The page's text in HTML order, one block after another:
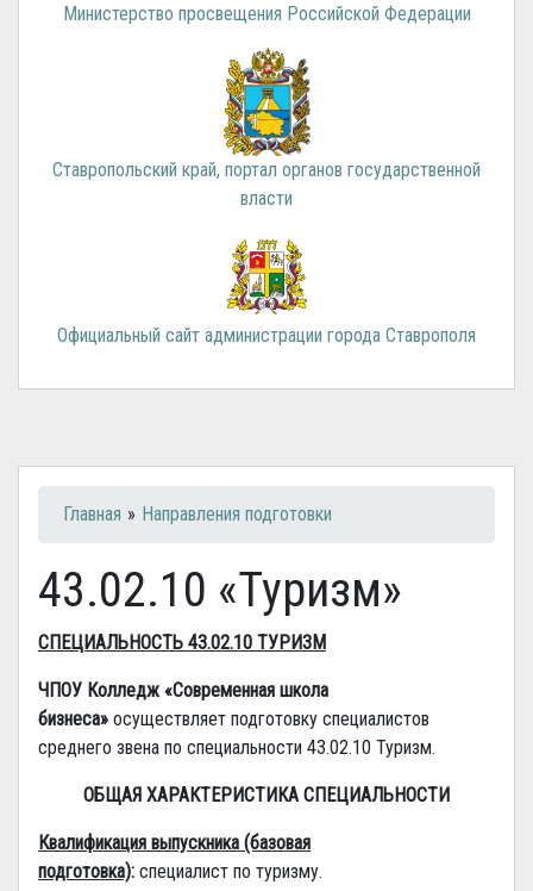
Министерство просвещения Российской Федерации
Ставропольский край, портал органов государственной
власти
Официальный сайт администрации города Ставрополя
Вы здесь
Главная » Направления подготовки
43.02.10 «Туризм»
СПЕЦИАЛЬНОСТЬ 43.02.10 ТУРИЗМ
ЧПОУ Колледж «Современная школа
бизнеса» осуществляет подготовку специалистов
среднего звена по специальности 43.02.10 Туризм.
ОБЩАЯ ХАРАКТЕРИСТИКА СПЕЦИАЛЬНОСТИ
Квалификация выпускника (базовая
подготовка): специалист по туризму.